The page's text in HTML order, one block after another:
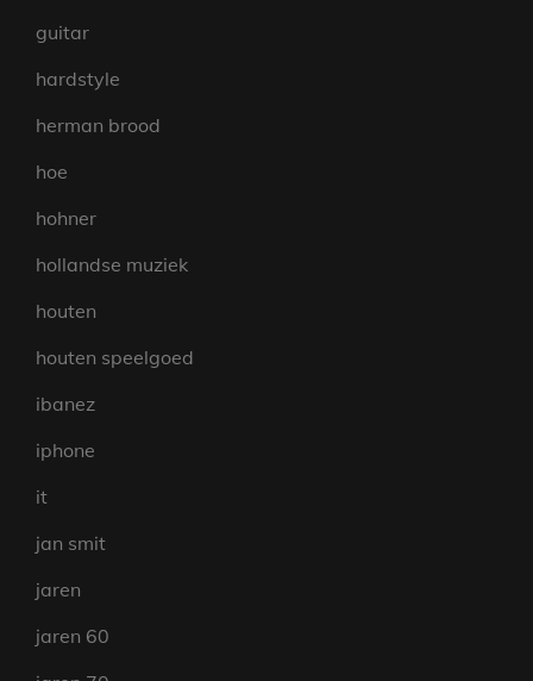
guitar
hardstyle
herman brood
hoe
hohner
hollandse muziek
houten
houten speelgoed
ibanez
iphone
it
jan smit
jaren
jaren 60